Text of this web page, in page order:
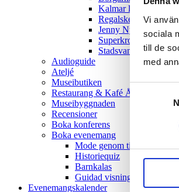
Vi
sociala
till de
med
Kalmar läns dolda
Regalskeppet Kronan
Jenny Nyström
Superkronan
Stadsvandring
Audioguide
Ateljé
Museibutiken
Restaurang & Kafé Ångkvarnen
Museibyggnaden
Recensioner
Boka konferens
Boka evenemang
Mode genom tiderna
Historiequiz
Barnkalas
Guidad visning
Evenemangskalender